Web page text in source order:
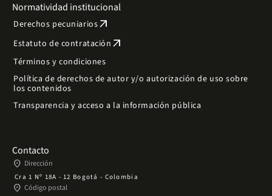
Normatividad institucional
Derechos pecuniariosarrow_outward
Estatuto de contratación arrow_outward
Términos y condiciones
Política de derechos de autor y/o autorización de uso sobre
los contenidos
Transparencia y acceso a la información pública
Contacto
place Dirección
Cra 1 Nº 18A - 12 Bogotá - Colombia
place Código postal